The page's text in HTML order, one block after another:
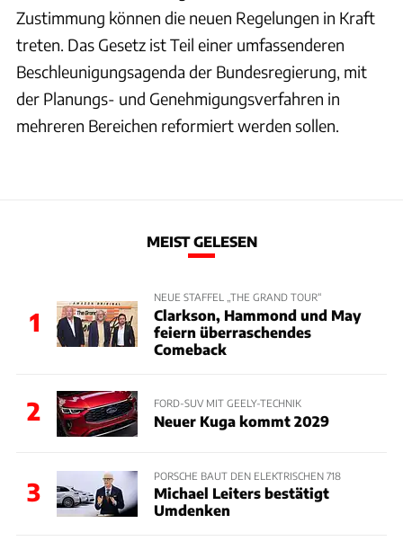
Zustimmung können die neuen Regelungen in Kraft
treten. Das Gesetz ist Teil einer umfassenderen
Beschleunigungsagenda der Bundesregierung, mit
der Planungs- und Genehmigungsverfahren in
mehreren Bereichen reformiert werden sollen.
MEIST GELESEN
1
NEUE STAFFEL „THE GRAND TOUR“
Clarkson, Hammond und May
feiern überraschendes
Comeback
2 FORD-SUV MIT GEELY-TECHNIK
Neuer Kuga kommt 2029
3
PORSCHE BAUT DEN ELEKTRISCHEN 718
Michael Leiters bestätigt
Umdenken